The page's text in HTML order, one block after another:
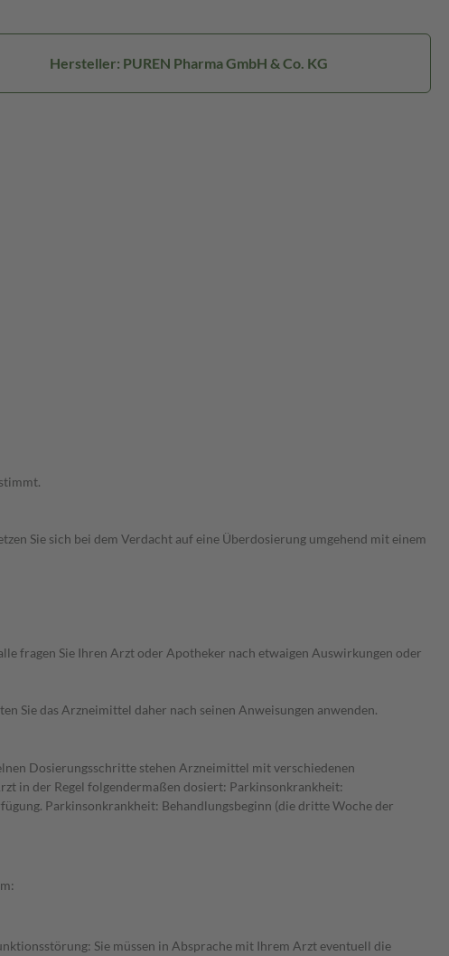
Hersteller: PUREN Pharma GmbH & Co. KG
Sie sich bei dem Verdacht auf eine Überdosierung umgehend mit einem
fragen Sie Ihren Arzt oder Apotheker nach etwaigen Auswirkungen oder
Sie das Arzneimittel daher nach seinen Anweisungen anwenden.
Dosierungsschritte stehen Arzneimittel mit verschiedenen
in der Regel folgendermaßen dosiert: Parkinsonkrankheit:
Parkinsonkrankheit: Behandlungsbeginn (die dritte Woche der
Sie müssen in Absprache mit Ihrem Arzt eventuell die